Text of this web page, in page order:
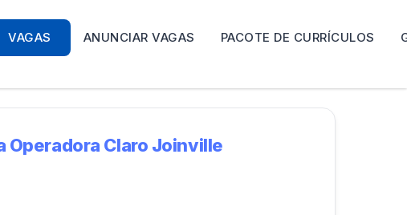
VAGAS ANUNCIAR VAGAS PACOTE DE CURRÍCULOS
Operadora Claro Joinville